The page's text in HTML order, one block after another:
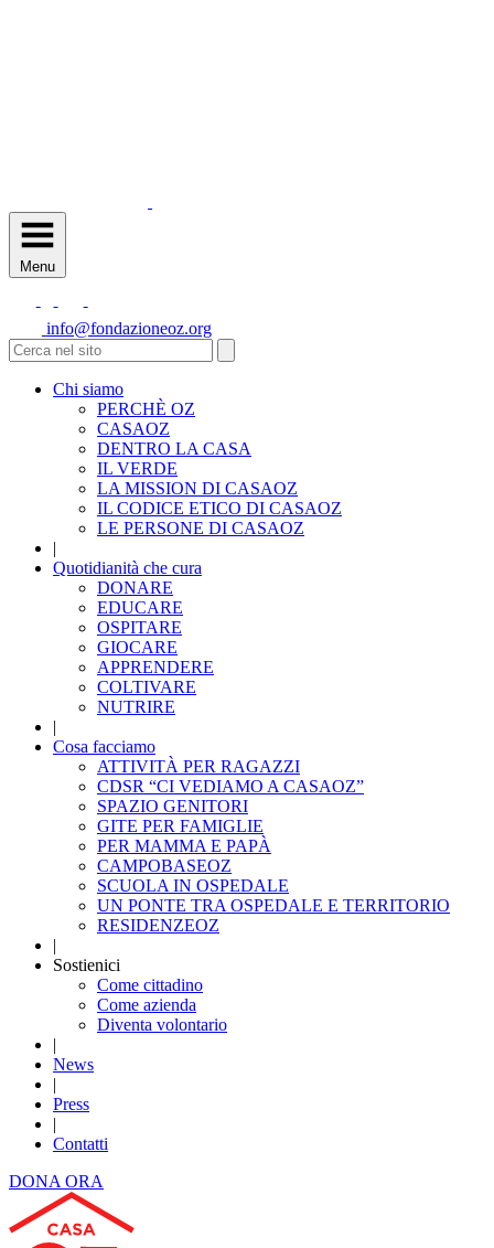
Menu
info@fondazioneoz.org
Chi siamo
PERCHÈ OZ
CASAOZ
DENTRO LA CASA
IL VERDE
LA MISSION DI CASAOZ
IL CODICE ETICO DI CASAOZ
LE PERSONE DI CASAOZ
|
Quotidianità che cura
DONARE
EDUCARE
OSPITARE
GIOCARE
APPRENDERE
COLTIVARE
NUTRIRE
|
Cosa facciamo
ATTIVITÀ PER RAGAZZI
CDSR “CI VEDIAMO A CASAOZ”
SPAZIO GENITORI
GITE PER FAMIGLIE
PER MAMMA E PAPÀ
CAMPOBASEOZ
SCUOLA IN OSPEDALE
UN PONTE TRA OSPEDALE E TERRITORIO
RESIDENZEOZ
|
Sostienici
Come cittadino
Come azienda
Diventa volontario
|
News
|
Press
|
Contatti
DONA ORA